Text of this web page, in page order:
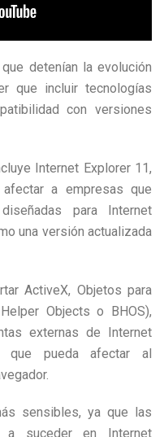
detenían la evolución
que incluir tecnologías
con versiones
Internet Explorer 11,
a empresas que
para Internet
una versión actualizada
ActiveX, Objetos para
Objects o BHOS),
externas de Internet
pueda afectar al
sensibles, ya que las
a suceder en Internet